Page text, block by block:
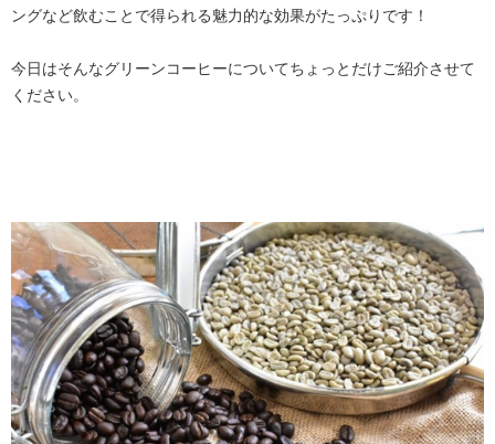
ングなど飲むことで得られる魅力的な効果がたっぷりです！
今日はそんなグリーンコーヒーについてちょっとだけご紹介させて
ください。